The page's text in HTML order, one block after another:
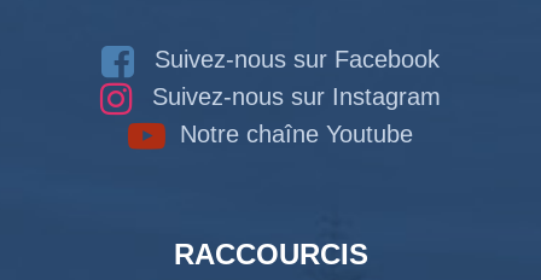
Suivez-nous sur Facebook
Suivez-nous sur Instagram
Notre chaîne Youtube
RACCOURCIS